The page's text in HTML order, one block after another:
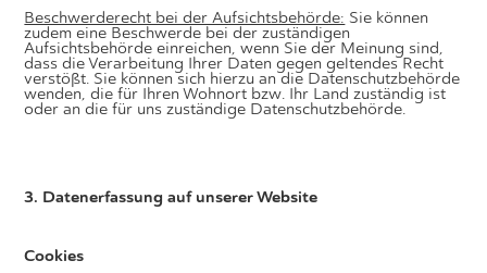
Beschwerderecht bei der Aufsichtsbehörde: Sie können
zudem eine Beschwerde bei der zuständigen
Aufsichtsbehörde einreichen, wenn Sie der Meinung sind,
dass die Verarbeitung Ihrer Daten gegen geltendes Recht
verstößt. Sie können sich hierzu an die Datenschutzbehörde
wenden, die für Ihren Wohnort bzw. Ihr Land zuständig ist
oder an die für uns zuständige Datenschutzbehörde.
3. Datenerfassung auf unserer Website
Cookies